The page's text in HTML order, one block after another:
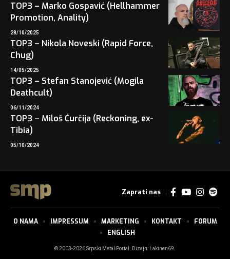
TOP3 – Marko Gospavić (Hellhammer
Promotion, Anality)
28/10/2025
TOP3 – Nikola Noveski (Rapid Force,
Chug)
14/05/2025
TOP3 – Stefan Stanojević (Mogila
Deathcult)
06/11/2024
TOP3 – Miloš Ćurčija (Reckoning, ex-
Tibia)
05/10/2024
Zaprati nas
© 2003-2026 Srpski Metal Portal. Dizajn: Lakinen69.
O NAMA IMPRESSUM MARKETING KONTAKT
FORUM
ENGLISH